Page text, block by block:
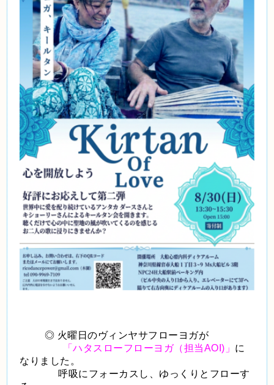
◎ 火曜日のヴィンヤサフローヨガが
「ハタスローフローヨガ（担当AOI)」 に
なりました。
呼吸にフォーカスし、ゆっくりとフローす